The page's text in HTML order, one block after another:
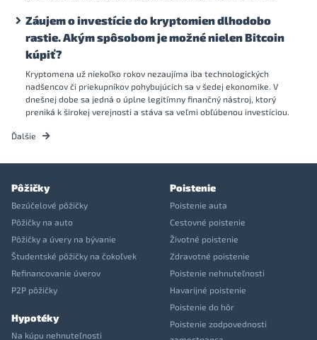
Záujem o investície do kryptomien dlhodobo
rastie. Akým spôsobom je možné nielen Bitcoin
kúpiť?
Kryptomena už niekoľko rokov nezaujíma iba technologických
nadšencov či priekupníkov pohybujúcich sa v šedej ekonomike. V
dnešnej dobe sa jedná o úplne legitímny finančný nástroj, ktorý
preniká k širokej verejnosti a stáva sa veľmi obľúbenou investíciou.
Ďalšie
Pôžičky
Bezúčelové pôžičky
Pôžičky na auto
Pôžičky a úvery na bývanie
Študentské pôžičky na čokoľvek
Refinancovanie úverov
P2P pôžičky
Hypotéky
Na kúpu nehnuteľnosti
Poistenie
Poistenie auta
Cestovné poistenie
Životné poistenie
Zdravotné poistenie
Poistenie nehnuteľnosti
Havarijné poistenie
Poistenie do hôr
Poistenie zodpovednosti